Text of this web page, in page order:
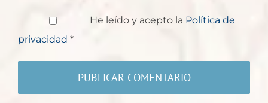
He leído y acepto la Política de
privacidad *